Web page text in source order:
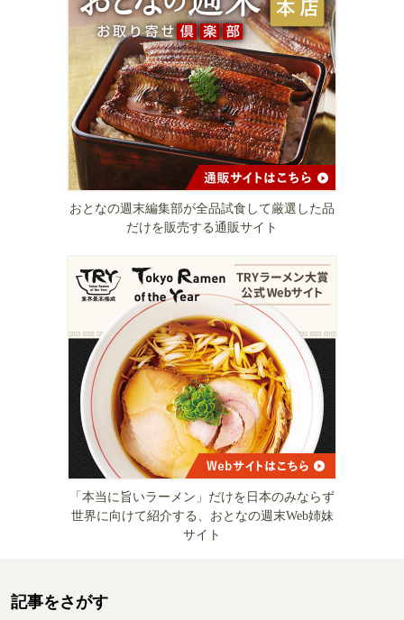
おとなの週末編集部が全品試食して厳選した品
だけを販売する通販サイト
「本当に旨いラーメン」だけを日本のみならず
世界に向けて紹介する、おとなの週末Web姉妹
サイト
記事をさがす